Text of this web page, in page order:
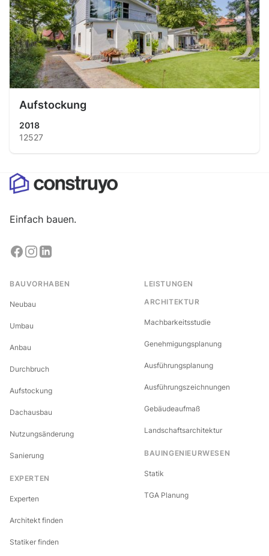
Aufstockung
2018
12527
Einfach bauen.
BAUVORHABEN
Neubau
Umbau
Anbau
Durchbruch
Aufstockung
Dachausbau
Nutzungsänderung
Sanierung
EXPERTEN
Experten
Architekt finden
Statiker finden
LEISTUNGEN
ARCHITEKTUR
Machbarkeitsstudie
Genehmigungsplanung
Ausführungsplanung
Ausführungszeichnungen
Gebäudeaufmaß
Landschaftsarchitektur
BAUINGENIEURWESEN
Statik
TGA Planung